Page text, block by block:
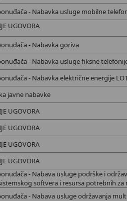
- Nabavka usluge mobilne
UGOVORA
- Nabavka goriva
- Nabavka usluge fiksne
- Nabavka električne energije LOT
javne nabavke
UGOVORA
UGOVORA
UGOVORA
UGOVORA
- Nabava usluge podrške i
softvera i resursa potrebnih
- Nabava usluge održavanja